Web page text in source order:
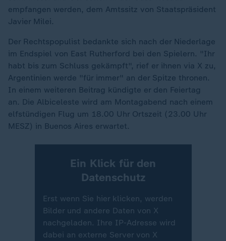
empfangen werden, dem Amtssitz von Staatspräsident
Javier Milei.
Der Rechtspopulist bedankte sich nach der Niederlage
im Endspiel von East Rutherford bei den Spielern. "Ihr
habt bis zum Schluss gekämpft", rief er ihnen via X zu,
Argentinien werde "für immer" an der Spitze thronen.
In einem weiteren Beitrag kündigte er den Feiertag
an. Die Albiceleste wird am Montagabend nach einem
elfstündigen Flug um 18.00 Uhr Ortszeit (23.00 Uhr
MESZ) in Buenos Aires erwartet.
Ein Klick für den
Datenschutz
Erst wenn Sie hier klicken, werden
Bilder und andere Daten von X
nachgeladen. Ihre IP-Adresse wird
dabei an externe Server von X